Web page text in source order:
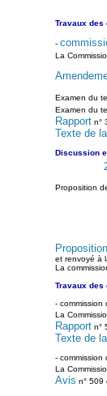
Travaux des
-
La
Examen du
Examen du
Rapportn°
Texte de
Discussion
Proposition
et renvoyé à
La
Travaux des
- commission
La
Rapportn°
Texte de
- commission
La
Avis n° 509